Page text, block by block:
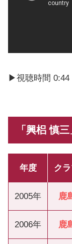
▶視聴時間 0:44
「興梠 慎
年度 ク
2005年 鹿
2006年 鹿